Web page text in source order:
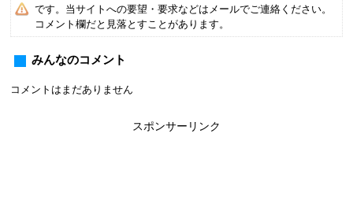
です。当サイトへの要望・要求などはメールでご連絡ください。
コメント欄だと見落とすことがあります。
みんなのコメント
コメントはまだありません
スポンサーリンク